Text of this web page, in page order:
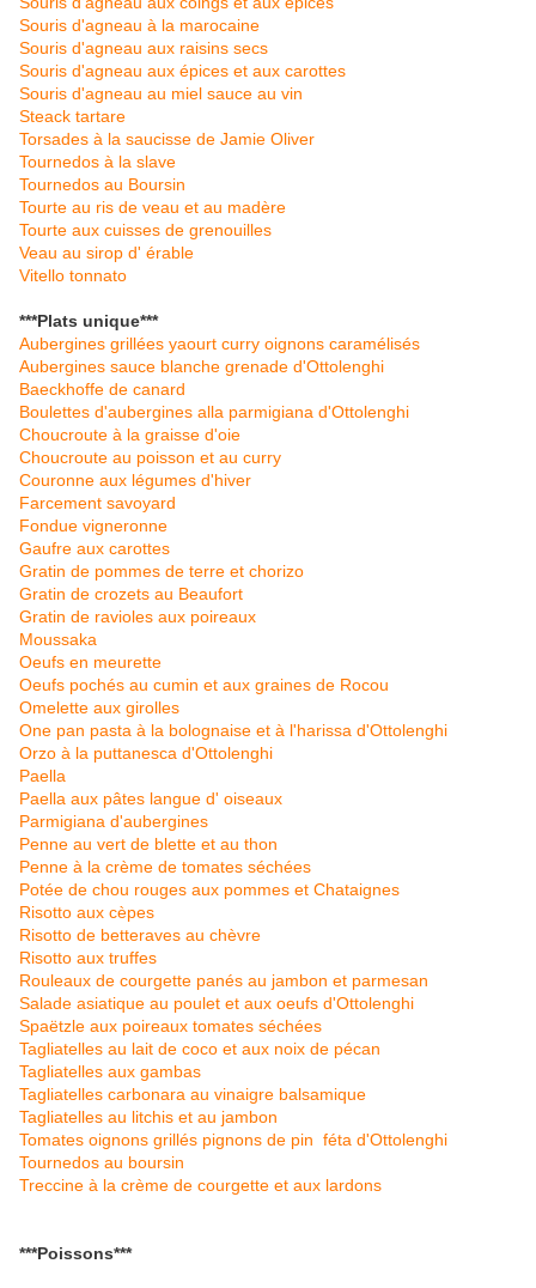
Souris d'agneau à la marocaine
Souris d'agneau aux raisins secs
Souris d'agneau aux épices et aux carottes
Souris d'agneau au miel sauce au vin
Steack tartare
Torsades à la saucisse de Jamie Oliver
Tournedos à la slave
Tournedos au Boursin
Tourte au ris de veau et au madère
Tourte aux cuisses de grenouilles
Veau au sirop d' érable
Vitello tonnato
***Plats unique***
Aubergines grillées yaourt curry oignons caramélisés
Aubergines sauce blanche grenade d'Ottolenghi
Baeckhoffe de canard
Boulettes d'aubergines alla parmigiana d'Ottolenghi
Choucroute à la graisse d'oie
Choucroute au poisson et au curry
Couronne aux légumes d'hiver
Farcement savoyard
Fondue vigneronne
Gaufre aux carottes
Gratin de pommes de terre et chorizo
Gratin de crozets au Beaufort
Gratin de ravioles aux poireaux
Moussaka
Oeufs en meurette
Oeufs pochés au cumin et aux graines de Rocou
Omelette aux girolles
One pan pasta à la bolognaise et à l'harissa d'Ottolenghi
Orzo à la puttanesca d'Ottolenghi
Paella
Paella aux pâtes langue d' oiseaux
Parmigiana d'aubergines
Penne au vert de blette et au thon
Penne à la crème de tomates séchées
Potée de chou rouges aux pommes et Chataignes
Risotto aux cèpes
Risotto de betteraves au chèvre
Risotto aux truffes
Rouleaux de courgette panés au jambon et parmesan
Salade asiatique au poulet et aux oeufs d'Ottolenghi
Spaëtzle aux poireaux tomates séchées
Tagliatelles au lait de coco et aux noix de pécan
Tagliatelles aux gambas
Tagliatelles carbonara au vinaigre balsamique
Tagliatelles au litchis et au jambon
Tomates oignons grillés pignons de pin féta d'Ottolenghi
Tournedos au boursin
Treccine à la crème de courgette et aux lardons
***Poissons***